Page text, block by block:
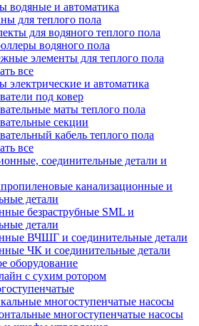
водяные и автоматика
для теплого пола
для водяного теплого пола
водяного пола
элементы для теплого пола
все
электрические и автоматика
под ковер
маты теплого пола
секции
кабель теплого пола
все
соединительные детали и
канализационные и
детали
безраструбные SML и
детали
ВЧШГ и соединительные детали
ЧК и соединительные детали
оборудование
с сухим ротором
многоступенчатые насосы
многоступенчатые насосы